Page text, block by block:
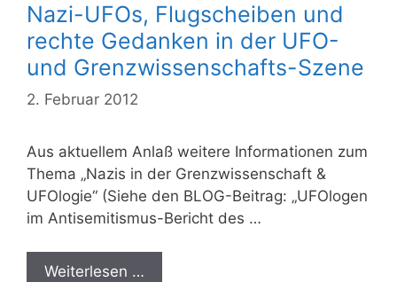
Nazi-UFOs, Flugscheiben und
rechte Gedanken in der UFO-
und Grenzwissenschafts-Szene
2. Februar 2012
Aus aktuellem Anlaß weitere Informationen zum
Thema „Nazis in der Grenzwissenschaft &
UFOlogie“ (Siehe den BLOG-Beitrag: „UFOlogen
im Antisemitismus-Bericht des …
Weiterlesen …